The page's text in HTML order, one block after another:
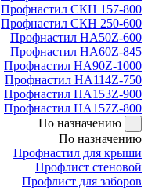
Профнастил СКН 157-800
Профнастил СКН 250-600
Профнастил НА50Z-600
Профнастил НА60Z-845
Профнастил НА90Z-1000
Профнастил НА114Z-750
Профнастил НА153Z-900
Профнастил НА157Z-800
По назначению
По назначению
Профнастил для крыши
Профлист стеновой
Профлист для заборов